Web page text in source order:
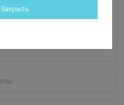
Закрыть